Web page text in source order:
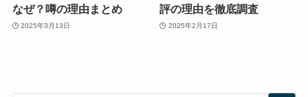
なぜ？噂の理由まとめ
2025年3月13日
評の理由を徹底調査
2025年2月17日